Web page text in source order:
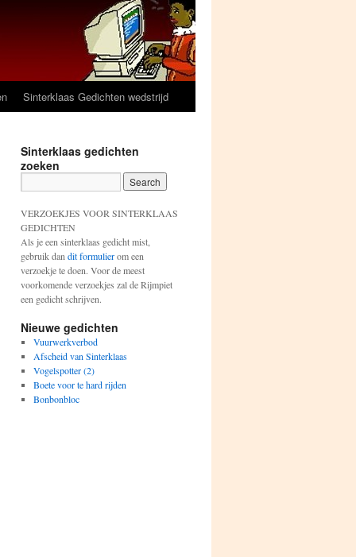
Sinterklaas Gedichten wedstrijd
Sinterklaas gedichten
zoeken
VERZOEKJES VOOR SINTERKLAAS
GEDICHTEN
Als je een sinterklaas gedicht mist,
gebruik dan dit formulierom een
verzoekje te doen. Voor de meest
voorkomende verzoekjes zal de Rijmpiet
een gedicht schrijven.
Nieuwe gedichten
Vuurwerkverbod
Afscheid van Sinterklaas
Vogelspotter (2)
Boete voor te hard rijden
Bonbonbloc